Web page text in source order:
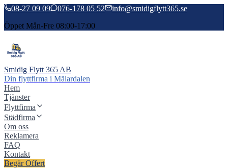
08-27 09 09 076-178 05 52
info@smidigflytt365.se
Öppet Mån-Fre 08:00-17:00
Smidig Flytt 365 AB
Din flyttfirma i Mälardalen
Hem
Tjänster
Flyttfirma
Städfirma
Om oss
Reklamera
FAQ
Kontakt
Begär Offert